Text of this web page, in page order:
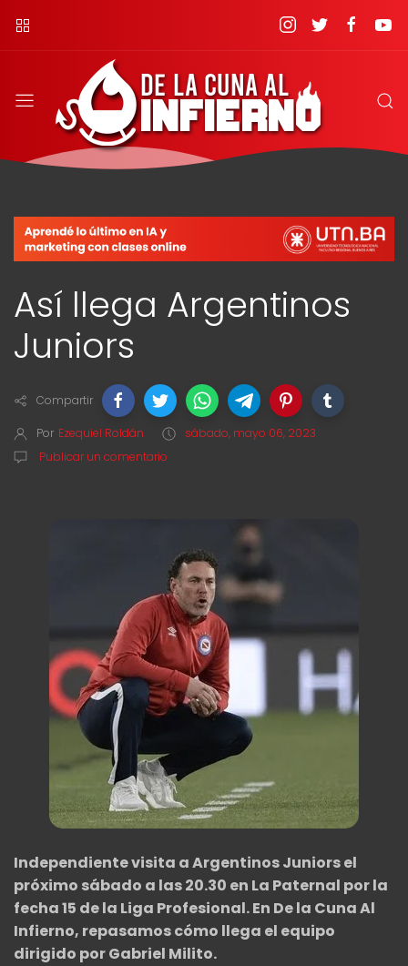
Así llega Argentinos
Juniors
Compartir
Por Ezequiel Roldán
sábado, mayo 06, 2023
Publicar un comentario
Independiente visita a Argentinos Juniors el
próximo sábado a las 20.30 en La Paternal por la
fecha 15 de la Liga Profesional. En De la Cuna Al
Infierno, repasamos cómo llega el equipo
dirigido por Gabriel Milito.